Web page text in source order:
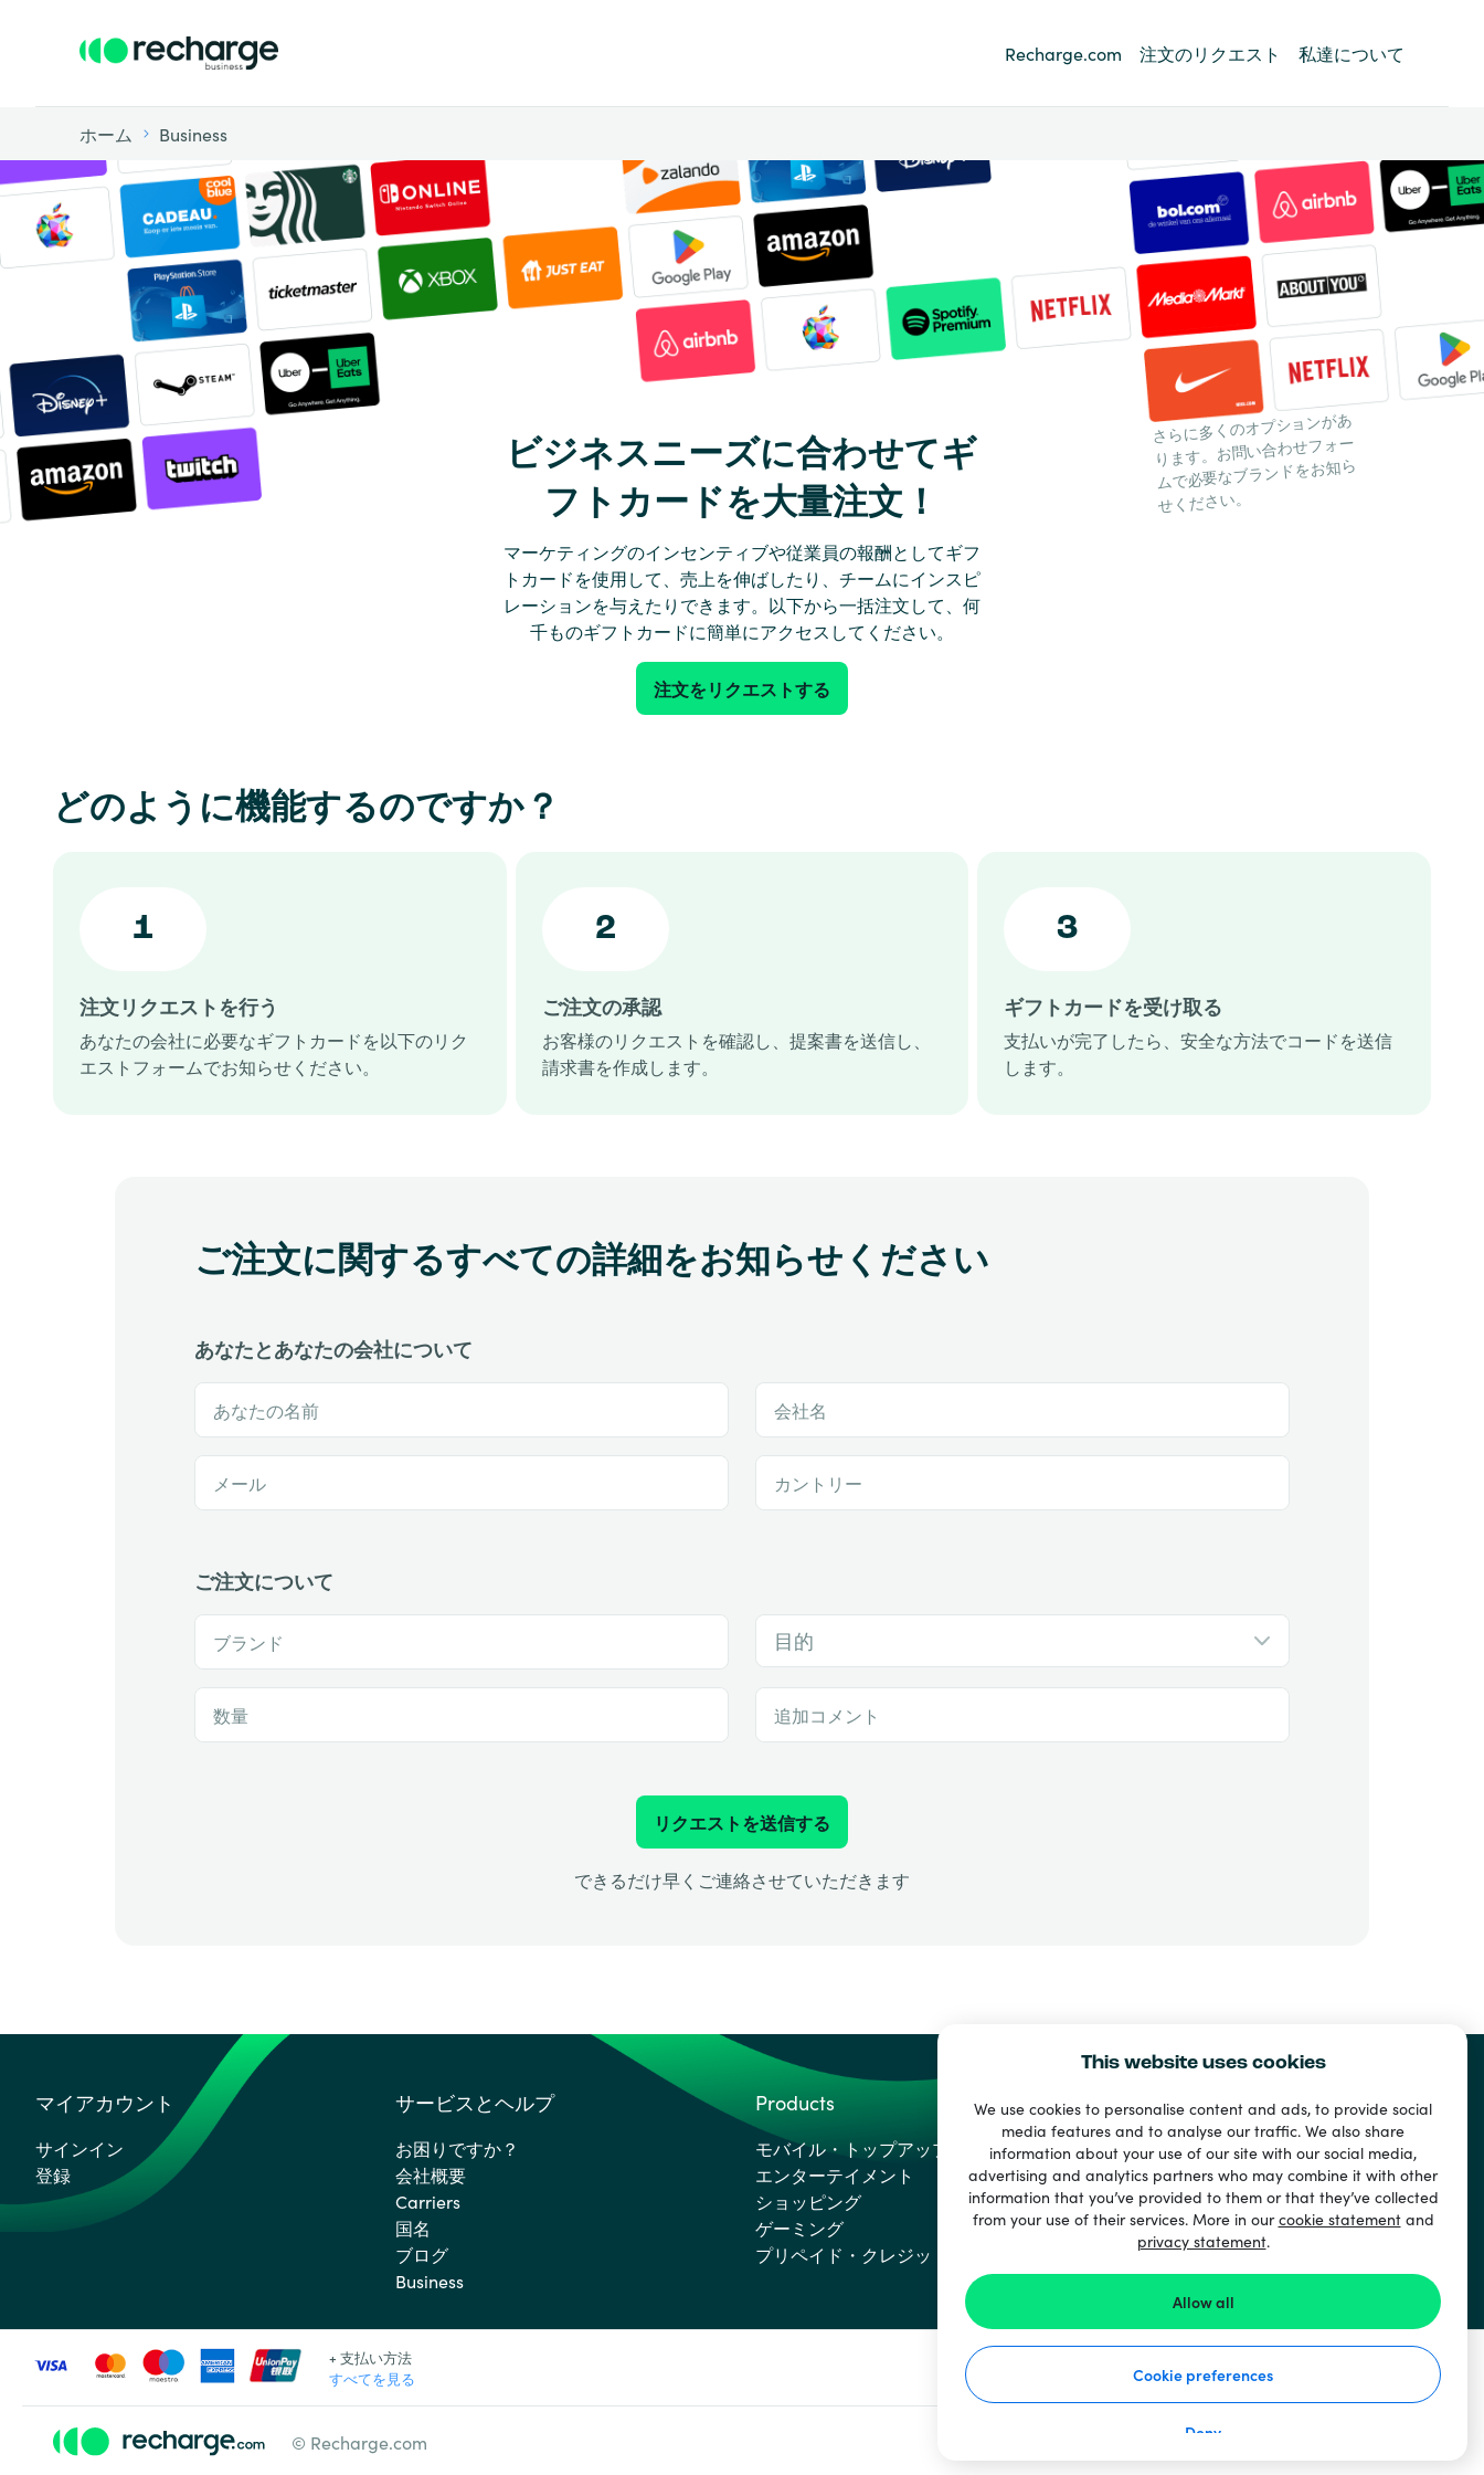
This website uses cookies
We use cookies to personalise content and ads, to provide social
media features and to analyse our traffic. We also share
information about your use of our site with our social media,
advertising and analytics partners who may combine it with other
information that you’ve provided to them or that they’ve collected
from your use of their services. More in ourcookie statementand
privacy statement.
Allow all
Cookie preferences
Deny
Recharge.com 注文のリクエスト 私達について
ホーム Business
ビジネスニーズに合わせてギ
フトカードを大量注文！
マーケティングのインセンティブや従業員の報酬としてギフ
トカードを使用して、売上を伸ばしたり、チームにインスピ
レーションを与えたりできます。以下から一括注文して、何
千ものギフトカードに簡単にアクセスしてください。
注文をリクエストする
さらに多くのオプションがあ
ります。お問い合わせフォー
ムで必要なブランドをお知ら
せください。
どのように機能するのですか？
1
注文リクエストを行う
あなたの会社に必要なギフトカードを以下のリク
エストフォームでお知らせください。
2
ご注文の承認
お客様のリクエストを確認し、提案書を送信し、
請求書を作成します。
3
ギフトカードを受け取る
支払いが完了したら、安全な方法でコードを送信
します。
ご注文に関するすべての詳細をお知らせください
あなたとあなたの会社について
あなたの名前 会社名
メール カントリー
ご注文について
ブランド 目的
数量 追加コメント
リクエストを送信する
できるだけ早くご連絡させていただきます
マイアカウント
サインイン
登録
サービスとヘルプ
お困りですか？
会社概要
Carriers
国名
ブログ
Business
Products
モバイル・トップアップ
エンターテイメント
ショッピング
ゲーミング
プリペイド・クレジットカード
+ 支払い方法
すべてを見る
© Recharge.com